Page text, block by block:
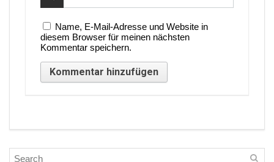
Name, E-Mail-Adresse und Website in
diesem Browser für meinen nächsten
Kommentar speichern.